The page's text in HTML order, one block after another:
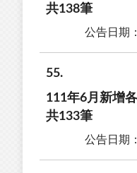
共138筆
公告日期
55
111年6月新增
共133筆
公告日期